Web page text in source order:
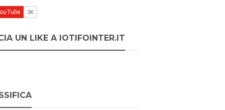
UN LIKE A IOTIFOINTER.IT